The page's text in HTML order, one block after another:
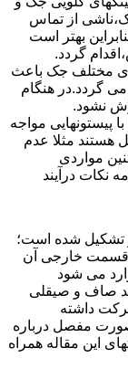
از تماس
بهتر است
گردد.
مختلف جک باعث
گردد.در هنگام
نشود.
پیستونهایی مواجه
مثلا عدم
مواردی
نکات درآیند
تشکیل شده است؛
قسمت خارجی آن
می شود
صاف و صیقلی
داشته
صورت مفصل درباره
این مقاله همراه